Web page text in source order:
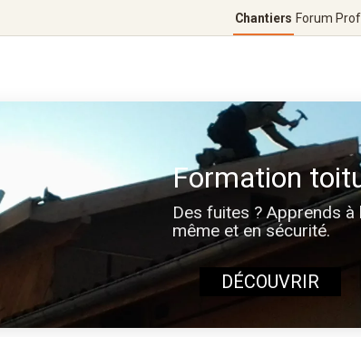
Chantiers Forum
Formation
Des fuites ? Apprends
même et en sécurité.
DÉCOUVRIR